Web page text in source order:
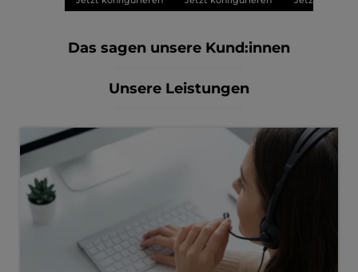
Das sagen unsere Kund:innen
Unsere Leistungen